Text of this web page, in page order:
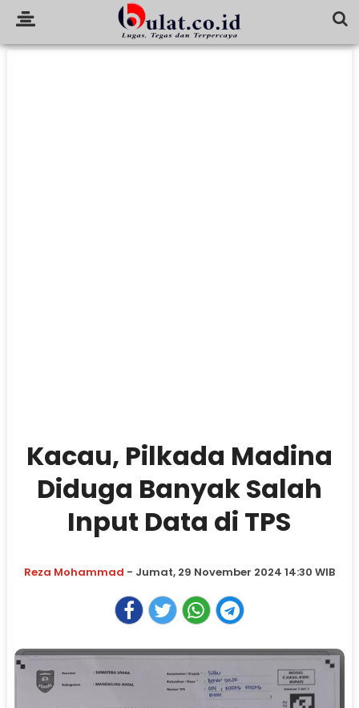
Kacau, Pilkada Madina
Diduga Banyak Salah
Input Data di TPS
Reza Mohammad - Jumat, 29 November 2024 14:30 WIB